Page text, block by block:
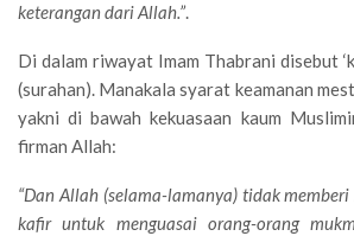
keterangan dari Allah.”.
Di dalam riwayat Imam Thabrani disebut
(surahan). Manakala syarat keamanan
yakni di bawah kekuasaan kaum
firman Allah:
“Dan Allah (selama-lamanya) tidak
kafir untuk menguasai orang-orang